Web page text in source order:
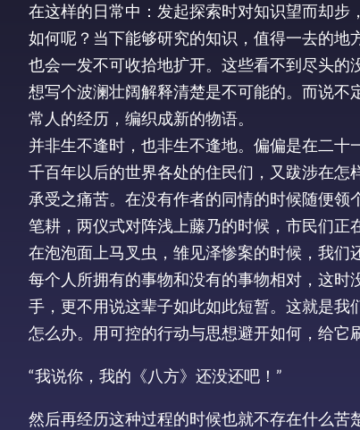
在这样的日常中：发起探索时对知识望而却
如何呢？当下能够研究的知识，值得一去的
也会一发不可收拾地扩开。这些看不到尽头
想写个波澜壮阔解释清楚是不可能的。而说
常人的经历，编织成新的物语。
并非生不逢时，也非生不逢地。偏偏是在二
千百年以后的世界各处的住民们，又跋涉在
承受之痛苦。在没有作者的同情的时候随便
笔耕，两仪式对阵浅上藤乃的时候，市民们
在泡泡面上马叉虫，雏见泽惨案的时候，我们
每个人所拥有的事物和没有的事物相对，这
手，更不用说这辈子如此如此短暂。这就是
怎么办。用可控的行动与思想避开如何，给它
“我说你，我的《八方》还没还吧！”
然后再经历这种过程的时候也就不存在什么苦